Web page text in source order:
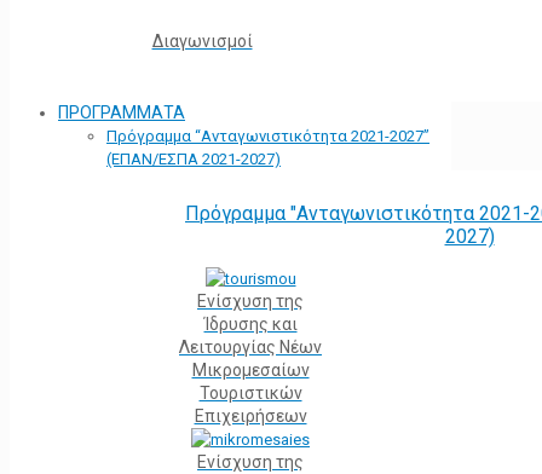
Διαγωνισμοί
ΠΡΟΓΡΑΜΜΑΤΑ
Πρόγραμμα “Ανταγωνιστικότητα 2021-2027”
(ΕΠΑΝ/ΕΣΠΑ 2021-2027)
Πρόγραμμα "Ανταγωνιστικότητα
2027)
Ενίσχυση της
Ίδρυσης και
Λειτουργίας Νέων
Μικρομεσαίων
Τουριστικών
Επιχειρήσεων
Ενίσχυση της